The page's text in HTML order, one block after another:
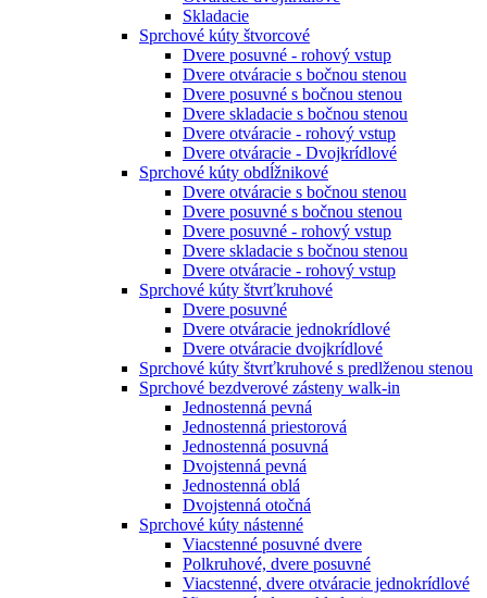
Skladacie
Sprchové kúty štvorcové
Dvere posuvné - rohový vstup
Dvere otváracie s bočnou stenou
Dvere posuvné s bočnou stenou
Dvere skladacie s bočnou stenou
Dvere otváracie - rohový vstup
Dvere otváracie - Dvojkrídlové
Sprchové kúty obdĺžnikové
Dvere otváracie s bočnou stenou
Dvere posuvné s bočnou stenou
Dvere posuvné - rohový vstup
Dvere skladacie s bočnou stenou
Dvere otváracie - rohový vstup
Sprchové kúty štvrťkruhové
Dvere posuvné
Dvere otváracie jednokrídlové
Dvere otváracie dvojkrídlové
Sprchové kúty štvrťkruhové s predlženou stenou
Sprchové bezdverové zásteny walk-in
Jednostenná pevná
Jednostenná priestorová
Jednostenná posuvná
Dvojstenná pevná
Jednostenná oblá
Dvojstenná otočná
Sprchové kúty nástenné
Viacstenné posuvné dvere
Polkruhové, dvere posuvné
Viacstenné, dvere otváracie jednokrídlové